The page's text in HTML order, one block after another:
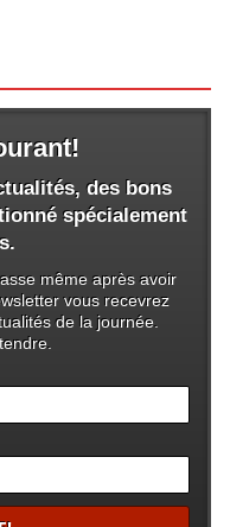
des bons
spécialement
même après avoir
vous recevrez
de la journée.